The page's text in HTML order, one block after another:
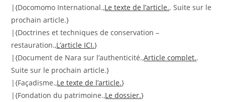
|{Docomomo International.,Le texte de l’article.. Suite sur le
prochain article.}
|{Doctrines et techniques de conservation –
restauration.,L’article ICI.}
|{Document de Nara sur l’authenticité.,Article complet..
Suite sur le prochain article.}
|{Façadisme.,Le texte de l’article.}
|{Fondation du patrimoine.,Le dossier.}